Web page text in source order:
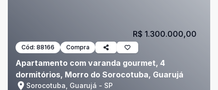
Cód: 88166 Compra
Apartamento com varanda gourmet, 4
dormitórios, Morro do Sorocotuba, Guarujá
Sorocotuba, Guarujá - SP
R$ 1.300.000,00